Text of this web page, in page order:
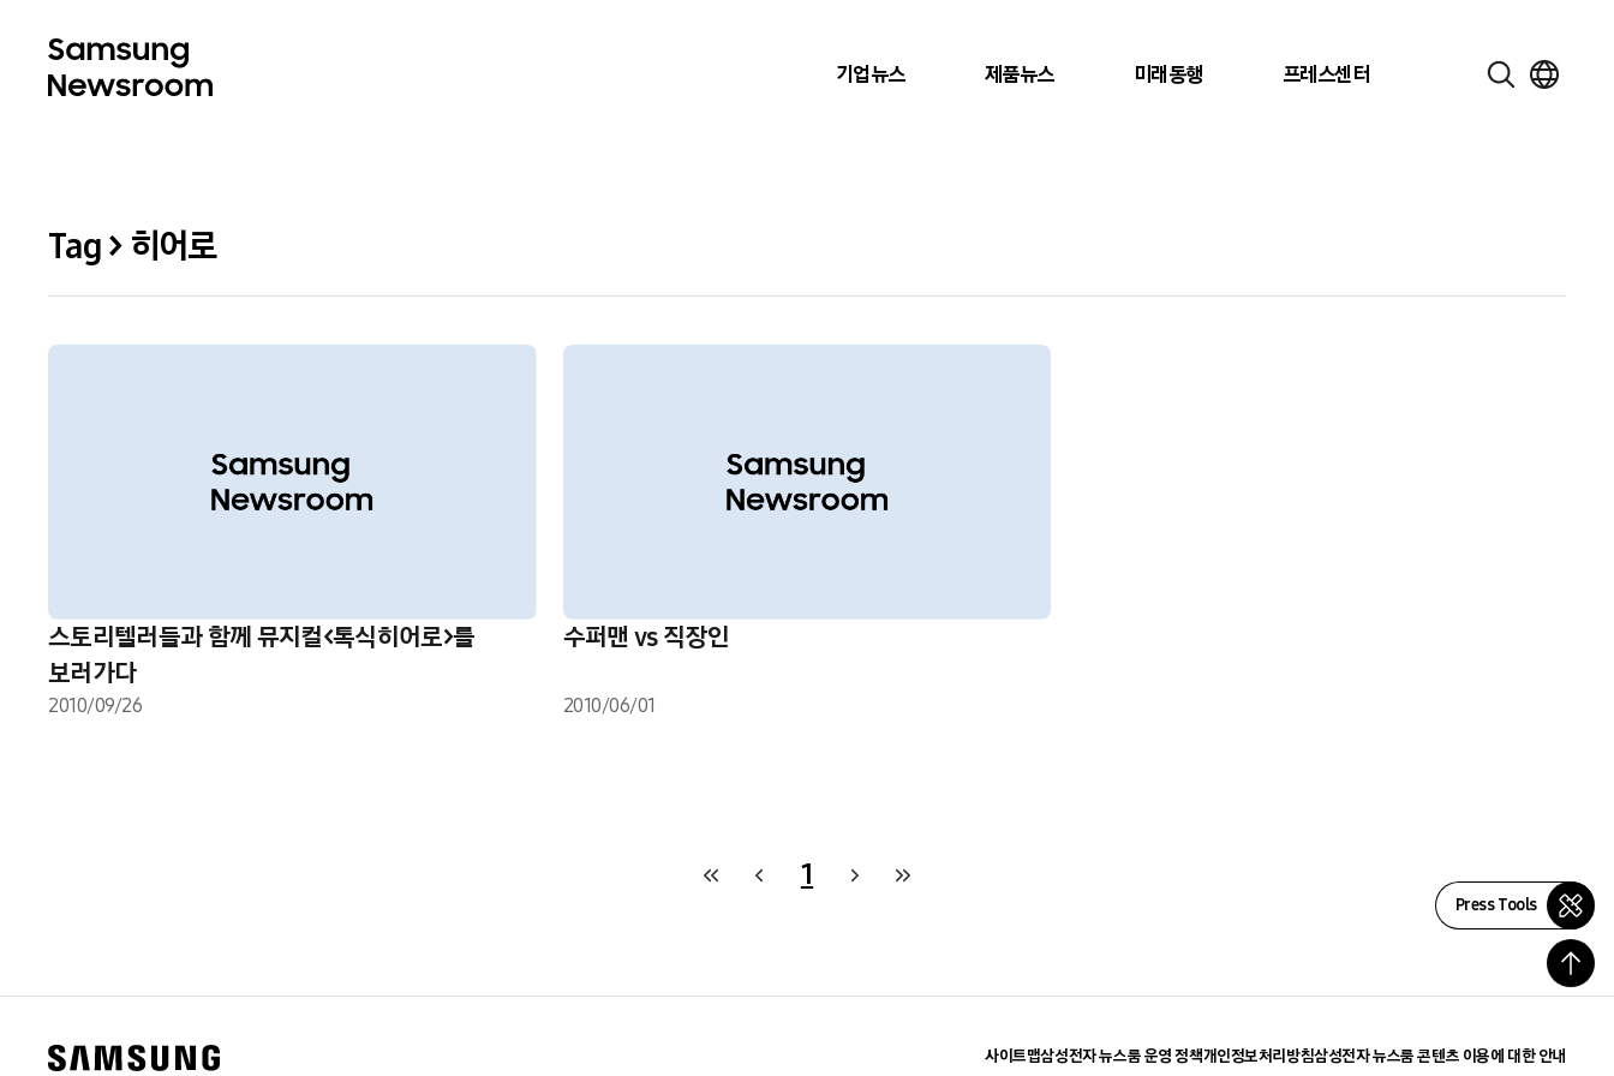
기업뉴스 제품뉴스 미래동행 프레스센터
Tag > 히어로
스토리텔러들과 함께 뮤지컬<톡식히어로>를
보러가다
2010/09/26
수퍼맨 vs 직장인
2010/06/01
1
Press Tools
사이트맵삼성전자 뉴스룸 운영 정책개인정보처리방침삼성전자 뉴스룸 콘텐츠 이용에 대한 안내